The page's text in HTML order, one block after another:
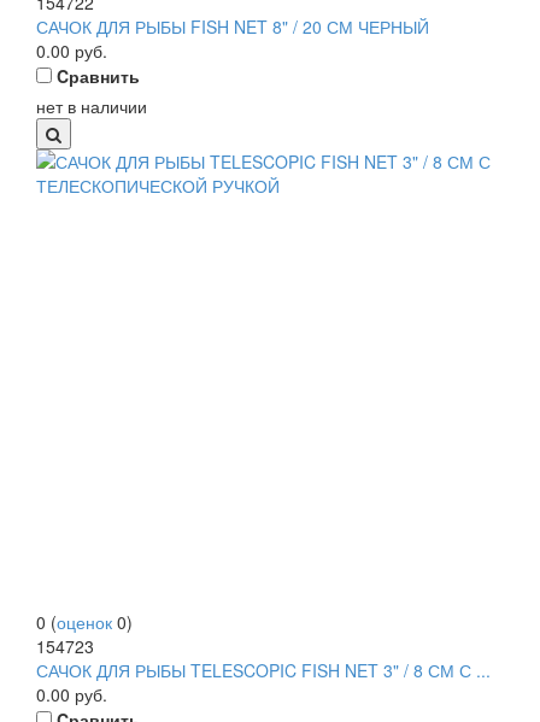
САЧОК ДЛЯ РЫБЫ FISH NET 8" / 20 СМ ЧЕРНЫЙ
0.00 руб.
Cравнить
нет в наличии
0 (оценок 0)
154723
САЧОК ДЛЯ РЫБЫ TELESCOPIC FISH NET 3" / 8 СМ С ...
0.00 руб.